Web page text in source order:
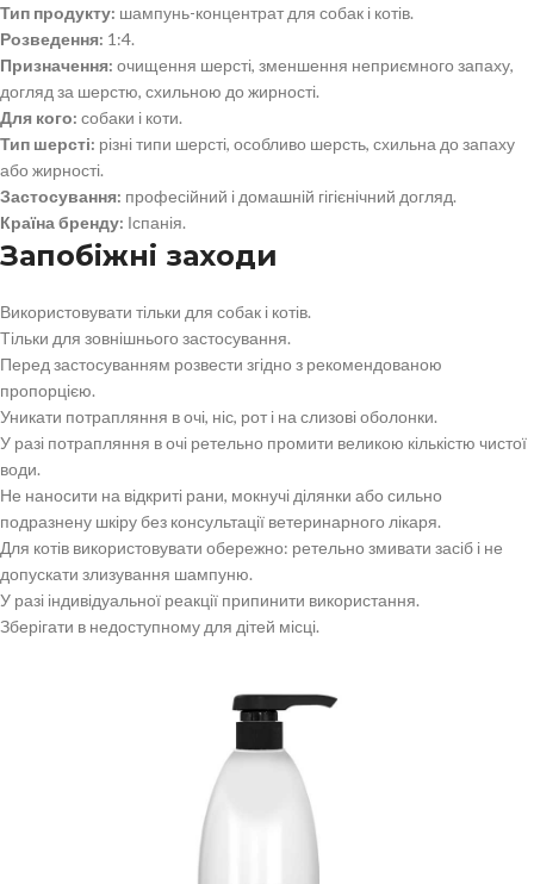
Тип продукту: шампунь-концентрат для собак і котів.
Розведення: 1:4.
Призначення: очищення шерсті, зменшення неприємного запаху,
догляд за шерстю, схильною до жирності.
Для кого: собаки і коти.
Тип шерсті: різні типи шерсті, особливо шерсть, схильна до запаху
або жирності.
Застосування: професійний і домашній гігієнічний догляд.
Країна бренду: Іспанія.
Запобіжні заходи
Використовувати тільки для собак і котів.
Тільки для зовнішнього застосування.
Перед застосуванням розвести згідно з рекомендованою
пропорцією.
Уникати потрапляння в очі, ніс, рот і на слизові оболонки.
У разі потрапляння в очі ретельно промити великою кількістю чистої
води.
Не наносити на відкриті рани, мокнучі ділянки або сильно
подразнену шкіру без консультації ветеринарного лікаря.
Для котів використовувати обережно: ретельно змивати засіб і не
допускати злизування шампуню.
У разі індивідуальної реакції припинити використання.
Зберігати в недоступному для дітей місці.